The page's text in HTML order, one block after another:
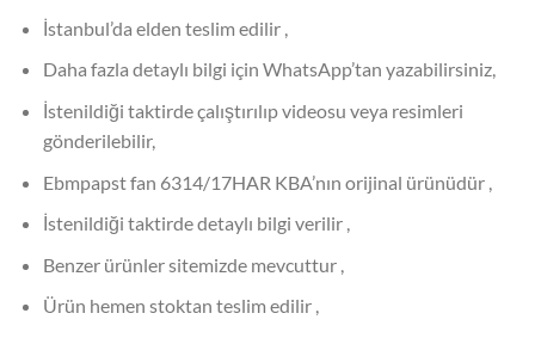
İstanbul’da elden teslim edilir ,
Daha fazla detaylı bilgi için WhatsApp’tan yazabilirsiniz,
İstenildiği taktirde çalıştırılıp videosu veya resimleri
gönderilebilir,
Ebmpapst fan 6314/17HAR KBA’nın orijinal ürünüdür ,
İstenildiği taktirde detaylı bilgi verilir ,
Benzer ürünler sitemizde mevcuttur ,
Ürün hemen stoktan teslim edilir ,